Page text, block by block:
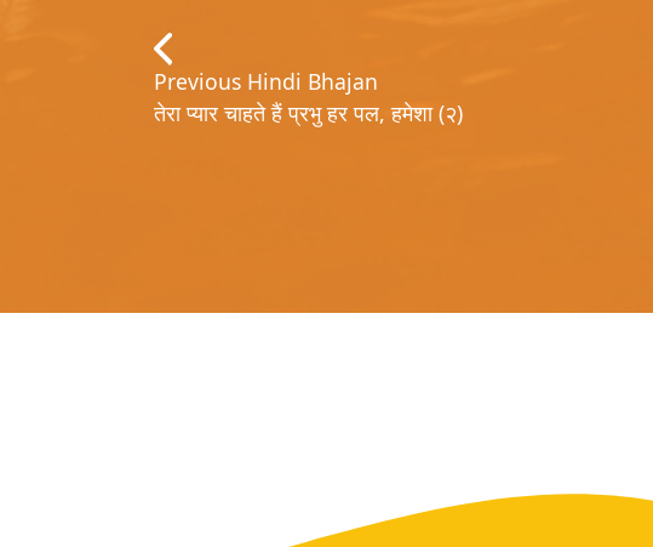
Previous Hindi Bhajan
तेरा प्यार चाहते हैं प्रभु हर पल, हमेशा (२)